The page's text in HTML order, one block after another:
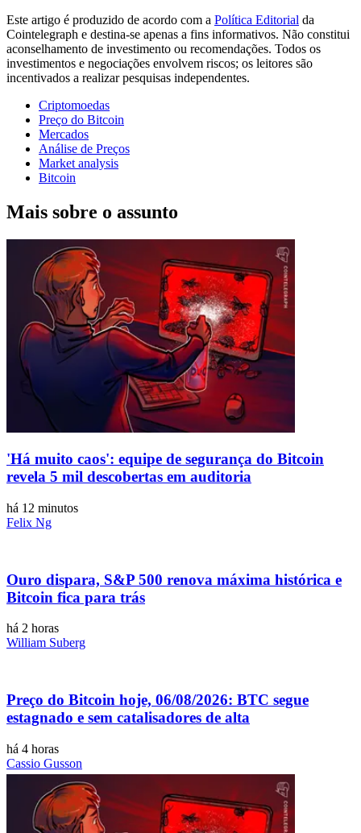
Este artigo é produzido de acordo com a Política Editorial da
Cointelegraph e destina-se apenas a fins informativos. Não constitui
aconselhamento de investimento ou recomendações. Todos os
investimentos e negociações envolvem riscos; os leitores são
incentivados a realizar pesquisas independentes.
Criptomoedas
Preço do Bitcoin
Mercados
Análise de Preços
Market analysis
Bitcoin
Mais sobre o assunto
'Há muito caos': equipe de segurança do Bitcoin
revela 5 mil descobertas em auditoria
há 12 minutos
Felix Ng
Ouro dispara, S&P 500 renova máxima histórica e
Bitcoin fica para trás
há 2 horas
William Suberg
Preço do Bitcoin hoje, 06/08/2026: BTC segue
estagnado e sem catalisadores de alta
há 4 horas
Cassio Gusson